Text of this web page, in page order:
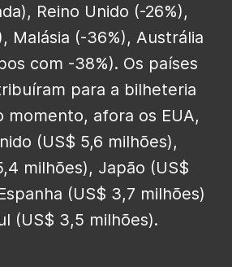
Reino Unido (-26%),
Malásia (-36%), Austrália
com -38%). Os países
para a bilheteria
momento, afora os EUA,
(US$ 5,6 milhões),
milhões), Japão (US$
(US$ 3,7 milhões)
(US$ 3,5 milhões).